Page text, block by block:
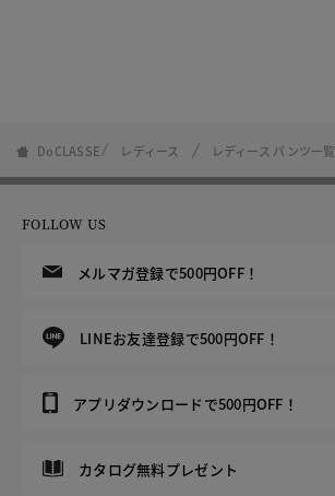
DoCLASSE レディース レディース パンツ一覧
FOLLOW US
メルマガ登録で500円OFF！
LINEお友達登録で500円OFF！
アプリダウンロードで500円OFF！
カタログ無料プレゼント